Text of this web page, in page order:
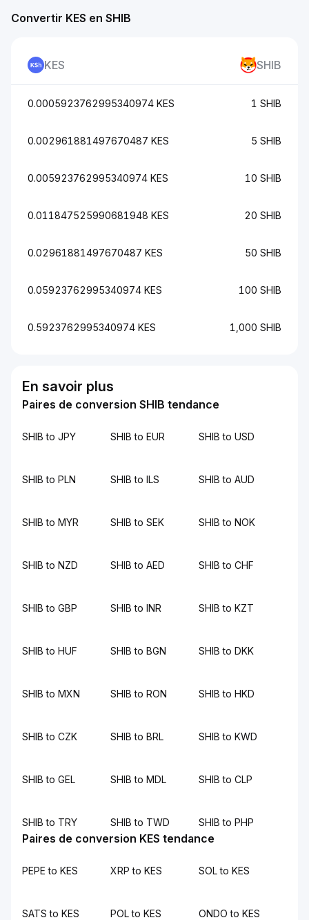
Convertir KES en SHIB
KES SHIB
0.0005923762995340974 KES 1 SHIB
0.002961881497670487 KES 5 SHIB
0.005923762995340974 KES 10 SHIB
0.011847525990681948 KES 20 SHIB
0.02961881497670487 KES 50 SHIB
0.05923762995340974 KES 100 SHIB
0.5923762995340974 KES 1,000 SHIB
En savoir plus
Paires de conversion SHIB tendance
SHIB to JPY SHIB to EUR SHIB to USD
SHIB to PLN SHIB to ILS SHIB to AUD
SHIB to MYR SHIB to SEK SHIB to NOK
SHIB to NZD SHIB to AED SHIB to CHF
SHIB to GBP SHIB to INR SHIB to KZT
SHIB to HUF SHIB to BGN SHIB to DKK
SHIB to MXN SHIB to RON SHIB to HKD
SHIB to CZK SHIB to BRL SHIB to KWD
SHIB to GEL SHIB to MDL SHIB to CLP
SHIB to TRY SHIB to TWD SHIB to PHP
Paires de conversion KES tendance
PEPE to KES XRP to KES SOL to KES
SATS to KES POL to KES ONDO to KES